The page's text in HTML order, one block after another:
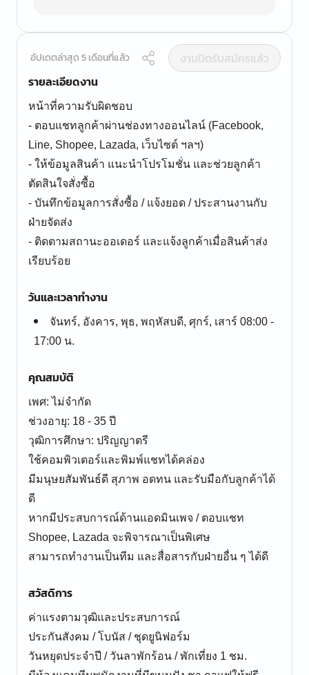
อัปเดตล่าสุด 5 เดือนที่แล้ว
งานปิดรับสมัครแล้ว
รายละเอียดงาน
หน้าที่ความรับผิดชอบ
- ตอบแชทลูกค้าผ่านช่องทางออนไลน์ (Facebook,
Line, Shopee, Lazada, เว็บไซต์ ฯลฯ)
- ให้ข้อมูลสินค้า แนะนำโปรโมชั่น และช่วยลูกค้า
ตัดสินใจสั่งซื้อ
- บันทึกข้อมูลการสั่งซื้อ / แจ้งยอด / ประสานงานกับ
ฝ่ายจัดส่ง
- ติดตามสถานะออเดอร์ และแจ้งลูกค้าเมื่อสินค้าส่ง
เรียบร้อย
วันและเวลาทำงาน
จันทร์, อังคาร, พุธ, พฤหัสบดี, ศุกร์, เสาร์ 08:00 -
17:00 น.
คุณสมบัติ
เพศ: ไม่จำกัด
ช่วงอายุ: 18 - 35 ปี
วุฒิการศึกษา: ปริญญาตรี
ใช้คอมพิวเตอร์และพิมพ์แชทได้คล่อง
มีมนุษยสัมพันธ์ดี สุภาพ อดทน และรับมือกับลูกค้าได้
ดี
หากมีประสบการณ์ด้านแอดมินเพจ / ตอบแชท
Shopee, Lazada จะพิจารณาเป็นพิเศษ
สามารถทำงานเป็นทีม และสื่อสารกับฝ่ายอื่น ๆ ได้ดี
สวัสดิการ
ค่าแรงตามวุฒิและประสบการณ์
ประกันสังคม / โบนัส / ชุดยูนิฟอร์ม
วันหยุดประจำปี / วันลาพักร้อน / พักเที่ยง 1 ชม.